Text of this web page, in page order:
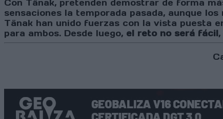
Con Tänak, pretenden demostrar de forma
sensaciones la temporada pasada, aunque
Tänak han unido fuerzas con la vista puesta
para ambos. Desde luego, el reto no será fácil